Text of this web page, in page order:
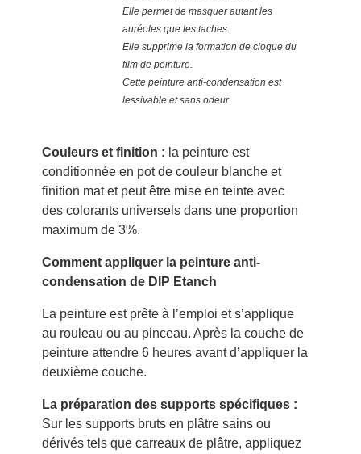
Elle permet de masquer autant les
auréoles que les taches.
Elle supprime la formation de cloque du
film de peinture.
Cette peinture anti-condensation est
lessivable et sans odeur.
Couleurs et finition : la peinture est
conditionnée en pot de couleur blanche et
finition mat et peut être mise en teinte avec
des colorants universels dans une proportion
maximum de 3%.
Comment appliquer la peinture anti-
condensation de DIP Etanch
La peinture est prête à l’emploi et s’applique
au rouleau ou au pinceau. Après la couche de
peinture attendre 6 heures avant d’appliquer la
deuxième couche.
La préparation des supports spécifiques :
Sur les supports bruts en plâtre sains ou
dérivés tels que carreaux de plâtre, appliquez